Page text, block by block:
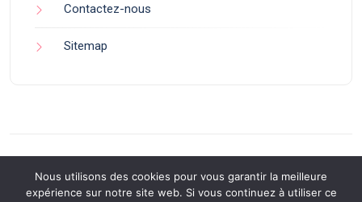
Contactez-nous
Sitemap
Nous utilisons des cookies pour vous garantir la meilleure
expérience sur notre site web. Si vous continuez à utiliser ce